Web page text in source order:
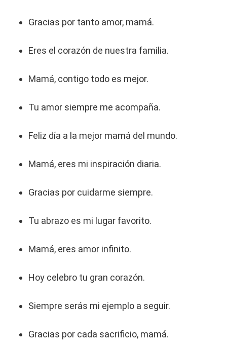
Gracias por tanto amor, mamá.
Eres el corazón de nuestra familia.
Mamá, contigo todo es mejor.
Tu amor siempre me acompaña.
Feliz día a la mejor mamá del mundo.
Mamá, eres mi inspiración diaria.
Gracias por cuidarme siempre.
Tu abrazo es mi lugar favorito.
Mamá, eres amor infinito.
Hoy celebro tu gran corazón.
Siempre serás mi ejemplo a seguir.
Gracias por cada sacrificio, mamá.